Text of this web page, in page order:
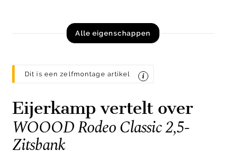
Alle eigenschappen
Dit is een zelfmontage artikel
Eijerkamp vertelt over
WOOOD Rodeo Classic 2,5-
Zitsbank